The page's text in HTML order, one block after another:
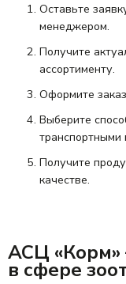
Оставьте
менеджером.
Получите
ассортименту.
Оформите
Выберите
транспортными
Получите
качестве.
АСЦ
в сфере